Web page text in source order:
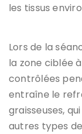
les tissus
Lors de la
la zone ciblée
contrôlées
entraîne le
graisseuses,
autres types